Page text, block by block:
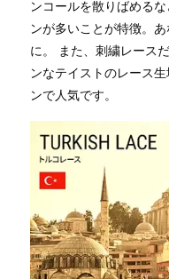
ンコールを散りばめる
ンが多いことが特徴。
に。 また、刺繍レース
ンなテイストのレース
ンで人気です。